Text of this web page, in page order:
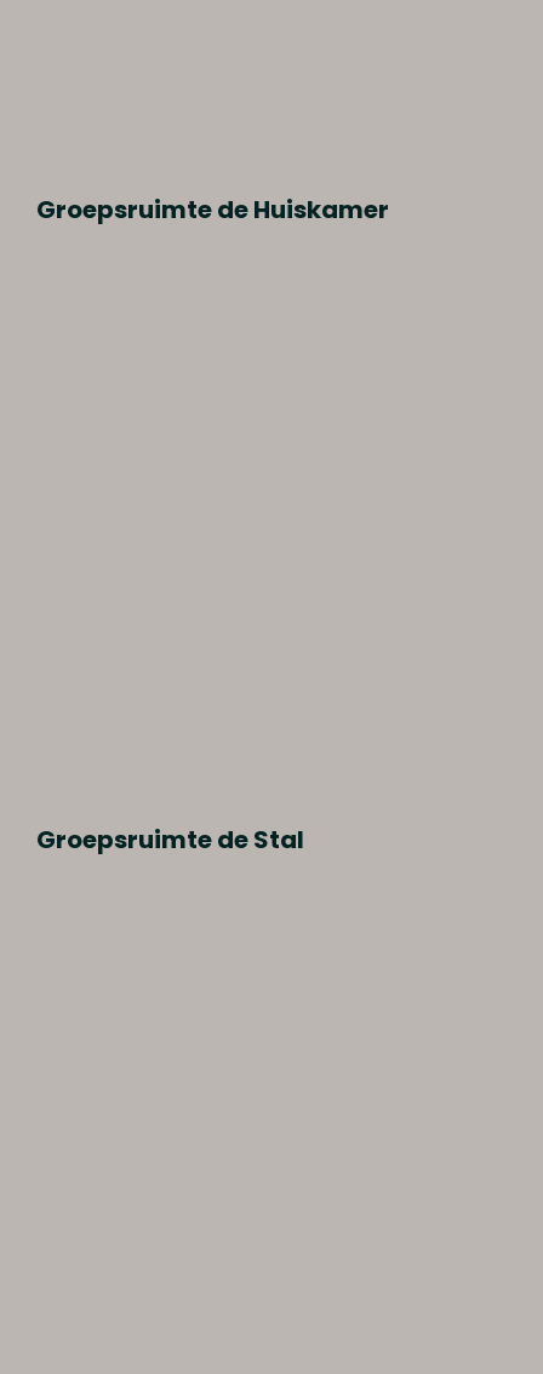
Groepsruimte de Huiskamer
Groepsruimte de Stal